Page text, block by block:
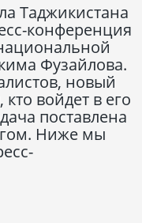
Таджикистана
конференция
Фузайлова.
новый
войдет в его
поставлена
Ниже мы